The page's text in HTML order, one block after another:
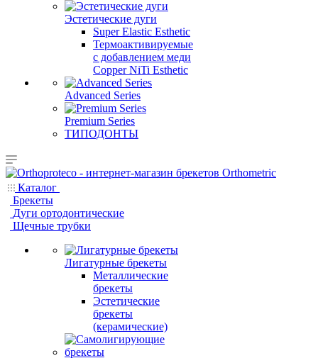
Эстетические дуги
Super Elastic Esthetic
Термоактивируемые
с добавлением меди
Copper NiTi Esthetic
Advanced Series
Premium Series
ТИПОДОНТЫ
Каталог
Брекеты
Дуги ортодонтические
Щечные трубки
Лигатурные брекеты
Металлические
брекеты
Эстетические
брекеты
(керамические)